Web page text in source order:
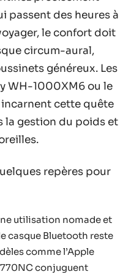
passent des heures à
le confort doit
circum-aural,
généreux. Les
WH-1000XM6 ou le
cette quête
la gestion du poids et
repères pour
utilisation nomade et
casque Bluetooth reste
comme l’Apple
770NC conjuguent